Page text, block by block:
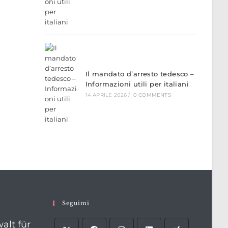
Il mandato d’arresto tedesco –
Informazioni utili per italiani
14 APRILE 2026 / 0 COMMENTS
für
Seguimi